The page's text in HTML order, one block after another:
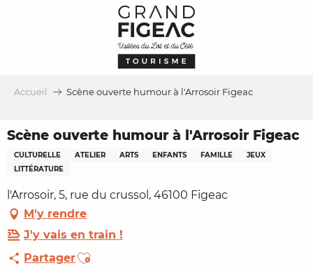
Accueil Scène ouverte humour à l'Arrosoir Figeac
Scène ouverte humour à l'Arrosoir Figeac
CULTURELLE ATELIER ARTS ENFANTS FAMILLE
JEUX
LITTÉRATURE
l'Arrosoir, 5, rue du crussol, 46100 Figeac
M'y rendre
J'y vais en train !
PartagerAjouter aux favoris